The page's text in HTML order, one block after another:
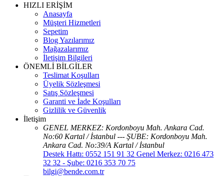
HIZLI ERİŞİM
Anasayfa
Müşteri Hizmetleri
Sepetim
Blog Yazılarımız
Mağazalarımız
İletişim Bilgileri
ÖNEMLİ BİLGİLER
Teslimat Koşulları
Üyelik Sözleşmesi
Satış Sözleşmesi
Garanti ve İade Koşulları
Gizlilik ve Güvenlik
İletişim
GENEL MERKEZ: Kordonboyu Mah. Ankara Cad.
No:60 Kartal / İstanbul --- ŞUBE: Kordonboyu Mah.
Ankara Cad. No:39/A Kartal / İstanbul
Destek Hattı: 0552 151 91 32 Genel Merkez: 0216 473
32 32 - Şube: 0216 353 70 75
bilgi@bende.com.tr